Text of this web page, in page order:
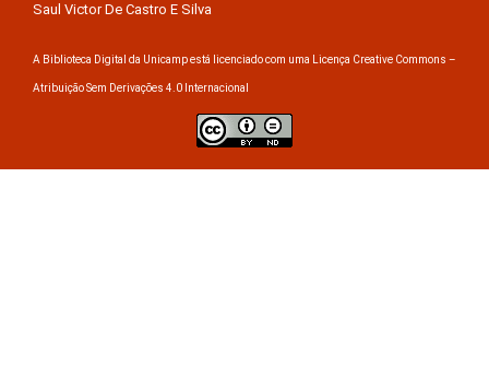
Saul Victor De Castro E Silva
A Biblioteca Digital da Unicamp está licenciado com uma Licença Creative Commons –
Atribuição Sem Derivações 4.0 Internacional